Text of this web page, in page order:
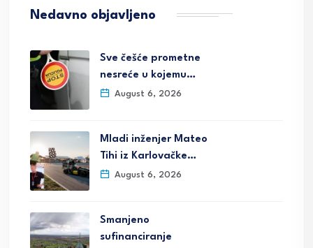
Nedavno objavljeno
Sve češće prometne
nesreće u kojemu…
August 6, 2026
Mladi inženjer Mateo
Tihi iz Karlovačke…
August 6, 2026
Smanjeno
sufinanciranje